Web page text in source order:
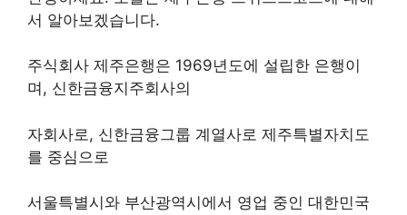
서 알아보겠습니다.
주식회사 제주은행은 1969년도에 설립한 은행이
며, 신한금융지주회사의
자회사로, 신한금융그룹 계열사로 제주특별자치도
를 중심으로
서울특별시와 부산광역시에서 영업 중인 대한민국